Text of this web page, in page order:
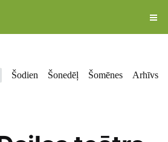
Šodien Šonedēļ Šomēnes Arhīvs